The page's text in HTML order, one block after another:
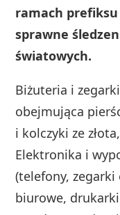
ramach prefiksu
sprawne
światowych.
Biżuteria i
obejmująca
i kolczyki ze
Elektronika i
(telefony,
biurowe,